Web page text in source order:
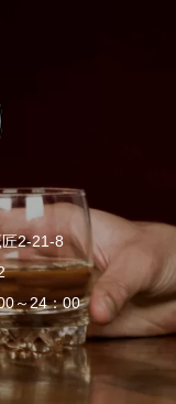
2-21-8
～24：00